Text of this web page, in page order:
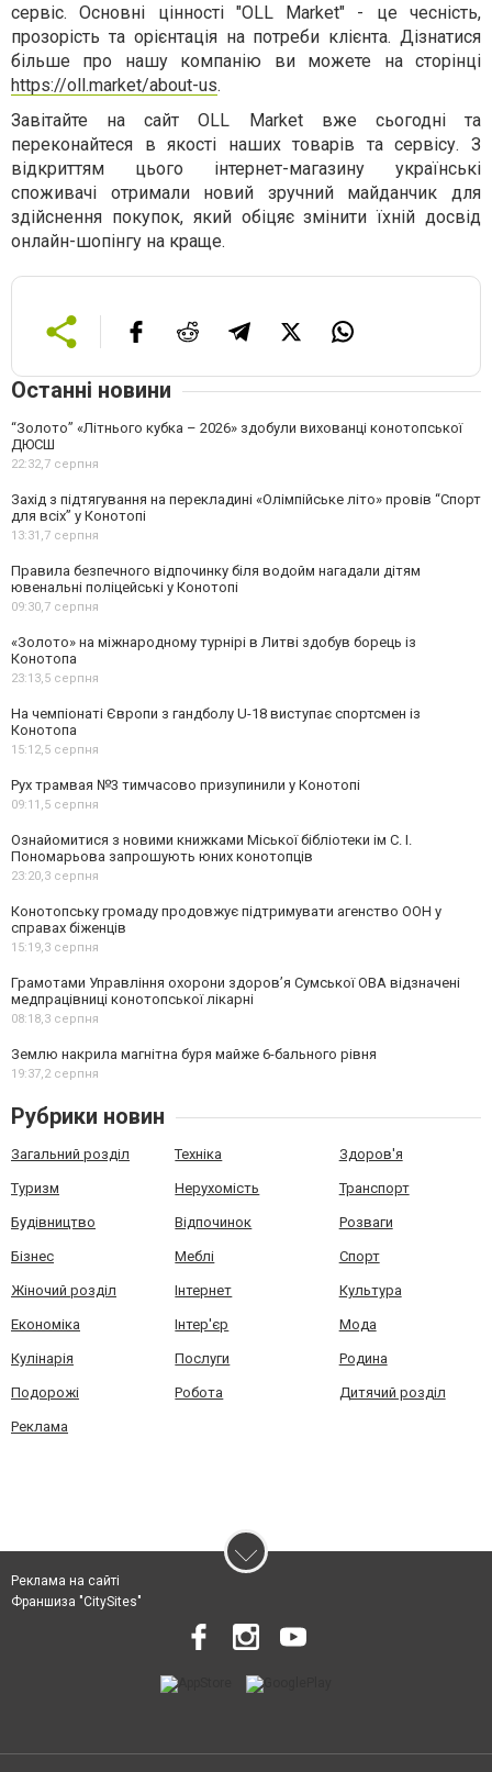
сервіс. Основні цінності "OLL Market" - це чесність,
прозорість та орієнтація на потреби клієнта. Дізнатися
більше про нашу компанію ви можете на сторінці
https://oll.market/about-us.
Завітайте на сайт OLL Market вже сьогодні та
переконайтеся в якості наших товарів та сервісу. З
відкриттям цього інтернет-магазину українські
споживачі отримали новий зручний майданчик для
здійснення покупок, який обіцяє змінити їхній досвід
онлайн-шопінгу на краще.
Останні новини
“Золото” «Літнього кубка – 2026» здобули вихованці конотопської
ДЮСШ
22:32,7 серпня
Захід з підтягування на перекладині «Олімпійське літо» провів “Спорт
для всіх” у Конотопі
13:31,7 серпня
Правила безпечного відпочинку біля водойм нагадали дітям
ювенальні поліцейські у Конотопі
09:30,7 серпня
«Золото» на міжнародному турнірі в Литві здобув борець із
Конотопа
23:13,5 серпня
На чемпіонаті Європи з гандболу U-18 виступає спортсмен із
Конотопа
15:12,5 серпня
Рух трамвая №3 тимчасово призупинили у Конотопі
09:11,5 серпня
Ознайомитися з новими книжками Міської бібліотеки ім С. І.
Пономарьова запрошують юних конотопців
23:20,3 серпня
Конотопську громаду продовжує підтримувати агенство ООН у
справах біженців
15:19,3 серпня
Грамотами Управління охорони здоров’я Сумської ОВА відзначені
медпрацівниці конотопської лікарні
08:18,3 серпня
Землю накрила магнітна буря майже 6-бального рівня
19:37,2 серпня
Рубрики новин
Загальний розділ Техніка Здоров'я
Туризм Нерухомість Транспорт
Будівництво Відпочинок Розваги
Бізнес Меблі Спорт
Жіночий розділ Інтернет Культура
Економіка Інтер'єр Мода
Кулінарія Послуги Родина
Подорожі Робота Дитячий розділ
Реклама
Реклама на сайті
Франшиза "CitySites"